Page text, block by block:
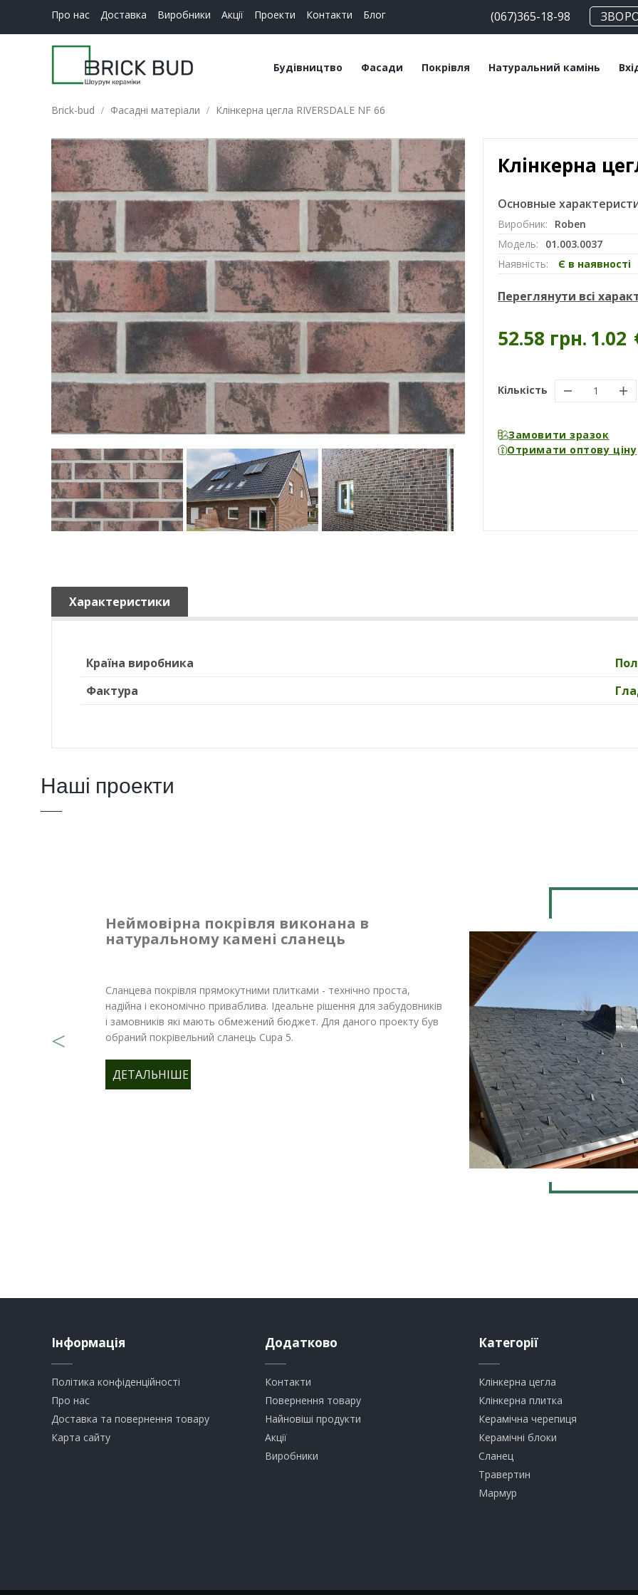
Про нас Доставка Виробники Акції Проекти Контакти Блог (067)365-18-98
Будівництво
Керамічні блоки
Будівельні суміші
Фасади
Плитка клінкерна
Плитка ручного
формування
Цегла клінкерна
Цегла ручного
формування
Клінкерний підвіконник
Покрівля
Керамічна черепиця
Мансардні вікна
Софіти
Натуральний камінь
Травертин
Мармур
Brick-bud Фасадні матеріали Клінкерна цегла RIVERSDALE NF 66
Клінкерна
Основные
Виробник:
Roben
Модель:
01.003.0037
Наявність:
Є в наявності
Переглянути всі
52.58 грн. 1.02
Кількість
Замовити зразок
Отримати оптову ціну
Характеристики
Країна виробника
Фактура
Наші проекти
Неймовірна покрівля виконана в
натуральному камені сланець
Сланцева покрівля прямокутними плитками - технічно проста,
надійна і економічно приваблива. Ідеальне рішення для забудовників
і замовників які мають обмежений бюджет. Для даного проекту був
обраний покрівельний сланець Cupa 5.
ДЕТАЛЬНІШЕ
Інформація
Політика конфіденційності
Про нас
Доставка та повернення товару
Карта сайту
Додатково
Контакти
Повернення товару
Найновіші продукти
Акції
Виробники
Категорії
Клінкерна цегла
​Клінкерна плитка
​Керамічна черепиця
​Керамічні блоки
​Сланец
Травертин​
​Мармур